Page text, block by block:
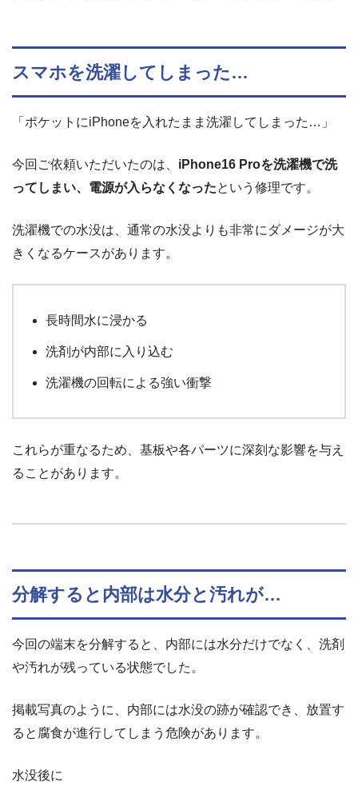
スマホを洗濯してしまった…
「ポケットにiPhoneを入れたまま洗濯してしまった…」
今回ご依頼いただいたのは、 iPhone16 Proを洗濯機で洗
ってしまい、電源が入らなくなったという修理です。
洗濯機での水没は、通常の水没よりも非常にダメージが大
きくなるケースがあります。
長時間水に浸かる
洗剤が内部に入り込む
洗濯機の回転による強い衝撃
これらが重なるため、基板や各パーツに深刻な影響を与え
ることがあります。
分解すると内部は水分と汚れが…
今回の端末を分解すると、内部には水分だけでなく、洗剤
や汚れが残っている状態でした。
掲載写真のように、内部には水没の跡が確認でき、放置す
ると腐食が進行してしまう危険があります。
水没後に